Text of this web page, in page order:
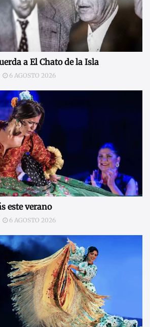
a El Chato de la Isla
6 AGOSTO 2026
este verano
6 AGOSTO 2026